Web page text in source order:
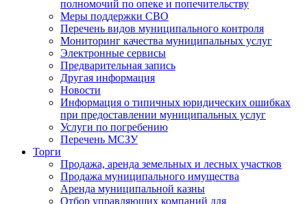
полномочий по опеке и попечительству
Меры поддержки СВО
Перечень видов муниципального контроля
Мониторинг качества муниципальных услуг
Электронные сервисы
Предварительная запись
Другая информация
Новости
Информация о типичных юридических ошибках
при предоставлении муниципальных услуг
Услуги по погребению
Перечень МСЗУ
Торги
Продажа, аренда земельных и лесных участков
Продажа муниципального имущества
Аренда муниципальной казны
Отбор управляющих компаний для